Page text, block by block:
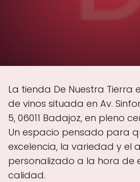
La tienda De Nuestra Tierra
de vinos situada en Av.
5, 06011 Badajoz, en pleno
Un espacio pensado para
excelencia, la variedad y el
personalizado a la hora de
calidad.